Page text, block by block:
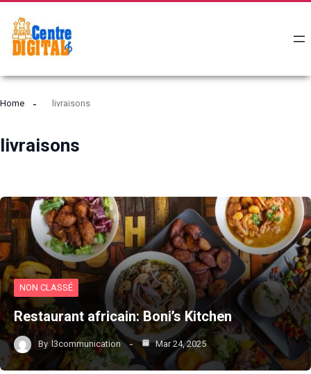
Home livraisons
livraisons
NON CLASSÉ
Restaurant africain: Boni’s Kitchen
By l3communication Mar 24, 2025